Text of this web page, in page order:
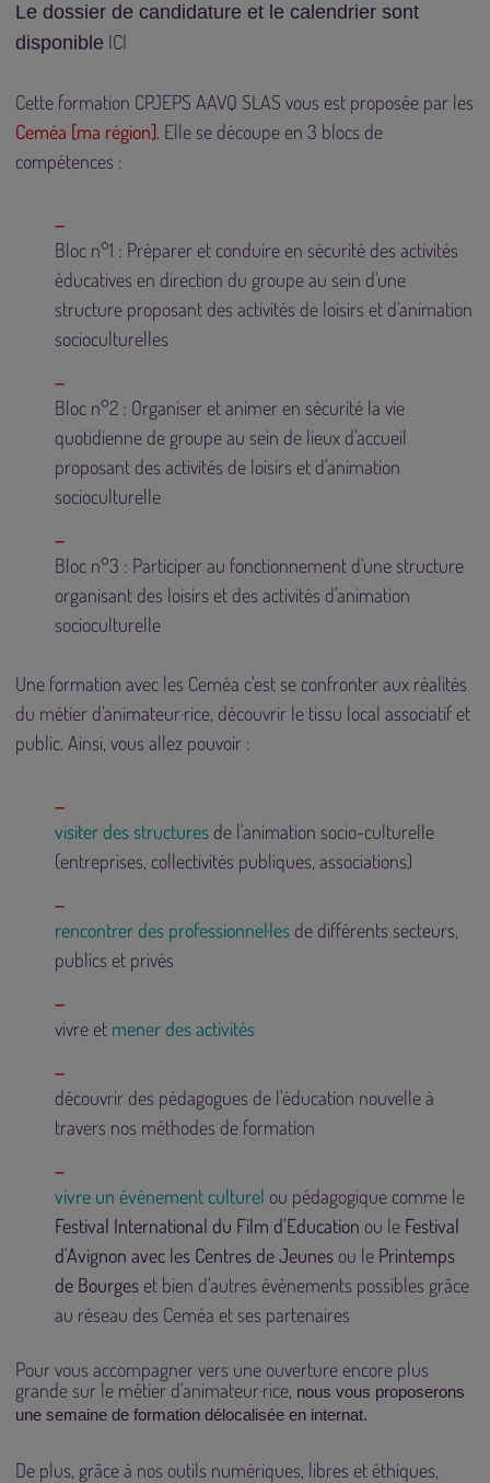
Le dossier de candidature et le calendrier sont
disponible ICI
Cette formation CPJEPS AAVQ SLAS vous est proposée par les
Ceméa [ma région]. Elle se découpe en 3 blocs de
compétences :
Bloc n°1 : Préparer et conduire en sécurité des activités
éducatives en direction du groupe au sein d'une
structure proposant des activités de loisirs et d'animation
socioculturelles
Bloc n°2 : Organiser et animer en sécurité la vie
quotidienne de groupe au sein de lieux d'accueil
proposant des activités de loisirs et d'animation
socioculturelle
Bloc n°3 : Participer au fonctionnement d'une structure
organisant des loisirs et des activités d'animation
socioculturelle
Une formation avec les Ceméa c'est se confronter aux réalités
du métier d'animateur·rice, découvrir le tissu local associatif et
public. Ainsi, vous allez pouvoir :
visiter des structuresde l'animation socio-culturelle
(entreprises, collectivités publiques, associations)
rencontrer des professionnel·lesde différents secteurs,
publics et privés
vivre et mener des activités
découvrir des pédagogues de l'éducation nouvelle à
travers nos méthodes de formation
vivre un évènement culturel ou pédagogique comme le
Festival International du Film d'Education ou le Festival
d'Avignon avec les Centres de Jeunesou le Printemps
de Bourgeset bien d'autres évènements possibles grâce
au réseau des Ceméa et ses partenaires
Pour vous accompagner vers une ouverture encore plus
grande sur le métier d'animateur·rice, nous vous proposerons
une semaine de formation délocalisée en internat.
De plus, grâce à nos outils numériques, libres et éthiques,